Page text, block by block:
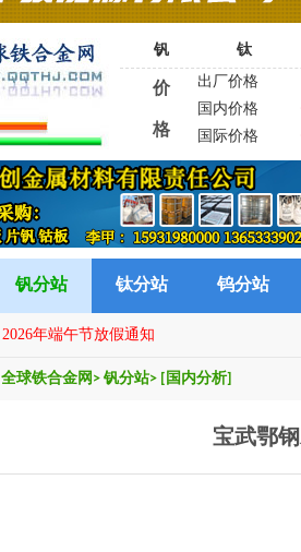
钒 钛
价
格
出厂价格
国内价格
国际价格
钒分站 钛分站 钨分站
2026年端午节放假通知
全球铁合金网 > 钒分站> [国内分析]
宝武鄂